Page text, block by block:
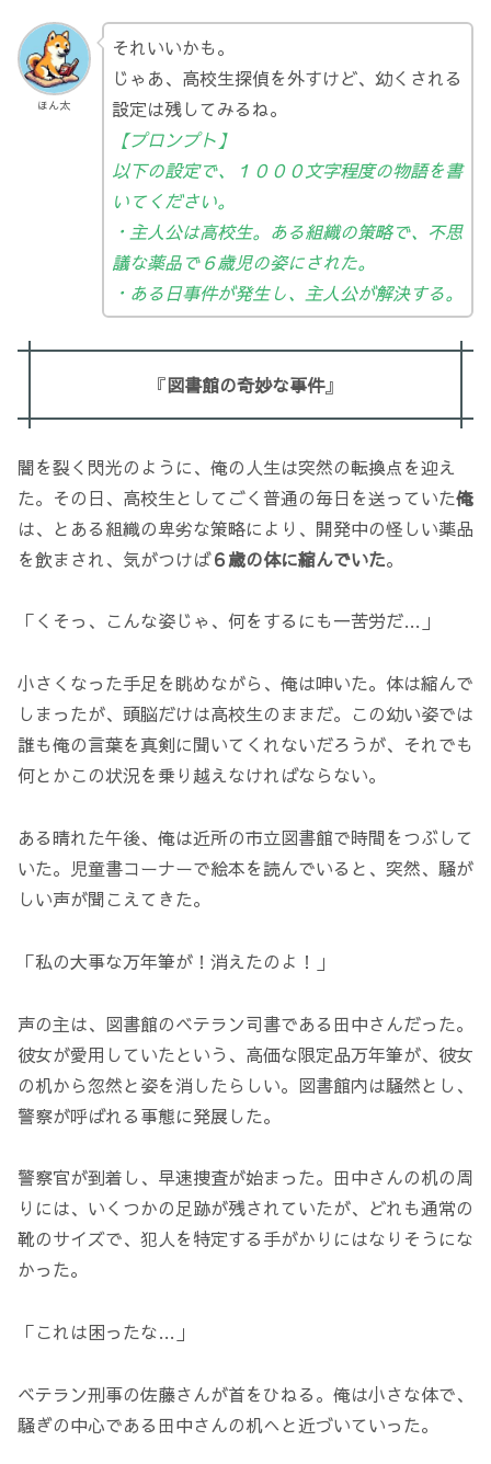
ほん太
それいいかも。
じゃあ、高校生探偵を外すけど、幼くされる
設定は残してみるね。
【プロンプト】
以下の設定で、１０００文字程度の物語を書
いてください。
・主人公は高校生。ある組織の策略で、不思
議な薬品で６歳児の姿にされた。
・ある日事件が発生し、主人公が解決する。
『図書館の奇妙な事件』
闇を裂く閃光のように、俺の人生は突然の転換点を迎え
た。その日、高校生としてごく普通の毎日を送っていた俺
は、とある組織の卑劣な策略により、開発中の怪しい薬品
を飲まされ、気がつけば６歳の体に縮んでいた。
「くそっ、こんな姿じゃ、何をするにも一苦労だ…」
小さくなった手足を眺めながら、俺は呻いた。体は縮んで
しまったが、頭脳だけは高校生のままだ。この幼い姿では
誰も俺の言葉を真剣に聞いてくれないだろうが、それでも
何とかこの状況を乗り越えなければならない。
ある晴れた午後、俺は近所の市立図書館で時間をつぶして
いた。児童書コーナーで絵本を読んでいると、突然、騒が
しい声が聞こえてきた。
「私の大事な万年筆が！消えたのよ！」
声の主は、図書館のベテラン司書である田中さんだった。
彼女が愛用していたという、高価な限定品万年筆が、彼女
の机から忽然と姿を消したらしい。図書館内は騒然とし、
警察が呼ばれる事態に発展した。
警察官が到着し、早速捜査が始まった。田中さんの机の周
りには、いくつかの足跡が残されていたが、どれも通常の
靴のサイズで、犯人を特定する手がかりにはなりそうにな
かった。
「これは困ったな…」
ベテラン刑事の佐藤さんが首をひねる。俺は小さな体で、
騒ぎの中心である田中さんの机へと近づいていった。